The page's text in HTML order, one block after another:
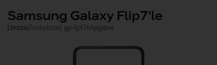
Samsung Galaxy Flip7'le
ÜmbrisTootekood: gp-fpf766pgabw